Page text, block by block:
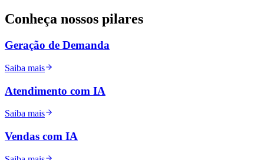
Conheça nossos pilares
Geração de Demanda
Saiba mais
Atendimento com IA
Saiba mais
Vendas com IA